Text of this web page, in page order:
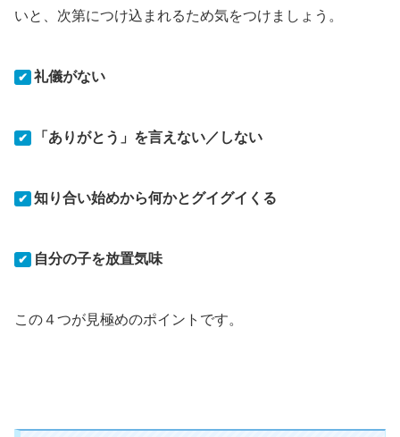
いと、次第につけ込まれるため気をつけましょう。
✔ 礼儀がない
✔ 「ありがとう」を言えない／しない
✔ 知り合い始めから何かとグイグイくる
✔ 自分の子を放置気味
この４つが見極めのポイントです。